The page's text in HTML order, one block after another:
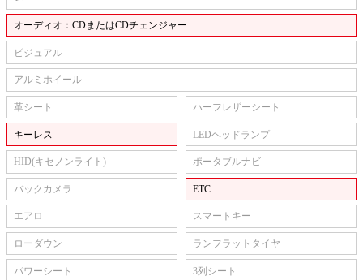
オーディオ：CDまたはCDチェンジャー
ビジュアル
アルミホイール
革シート ハーフレザーシート
キーレス LEDヘッドランプ
HID(キセノンライト) ポータブルナビ
バックカメラ ETC
エアロ スマートキー
ローダウン ランフラットタイヤ
パワーシート 3列シート